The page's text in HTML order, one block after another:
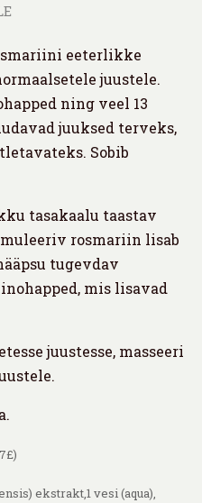
eeterlikke
juustele.
ning veel 13
juuksed terveks,
Sobib
tasakaalu taastav
rosmariin lisab
tugevdav
mis lisavad
juustesse, masseeri
ekstrakt,1 vesi (aqua),